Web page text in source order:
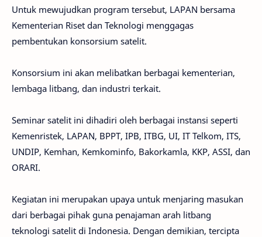
Untuk mewujudkan program tersebut, LAPAN bersama
Kementerian Riset dan Teknologi menggagas
pembentukan konsorsium satelit.
Konsorsium ini akan melibatkan berbagai kementerian,
lembaga litbang, dan industri terkait.
Seminar satelit ini dihadiri oleh berbagai instansi seperti
Kemenristek, LAPAN, BPPT, IPB, ITBG, UI, IT Telkom, ITS,
UNDIP, Kemhan, Kemkominfo, Bakorkamla, KKP, ASSI, dan
ORARI.
Kegiatan ini merupakan upaya untuk menjaring masukan
dari berbagai pihak guna penajaman arah litbang
teknologi satelit di Indonesia. Dengan demikian, tercipta